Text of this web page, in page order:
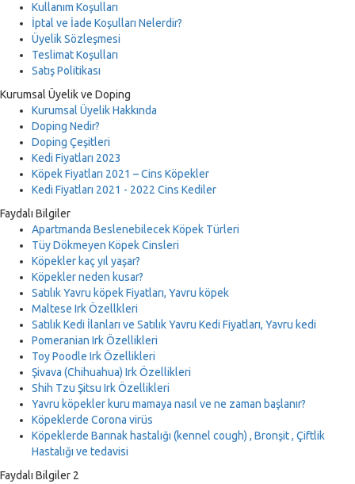
Kullanım Koşulları
İptal ve İade Koşulları Nelerdir?
Üyelik Sözleşmesi
Teslimat Koşulları
Satış Politikası
Kurumsal Üyelik ve Doping
Kurumsal Üyelik Hakkında
Doping Nedir?
Doping Çeşitleri
Kedi Fiyatları 2023
Köpek Fiyatları 2021 – Cins Köpekler
Kedi Fiyatları 2021 - 2022 Cins Kediler
Faydalı Bilgiler
Apartmanda Beslenebilecek Köpek Türleri
Tüy Dökmeyen Köpek Cinsleri
Köpekler kaç yıl yaşar?
Köpekler neden kusar?
Satılık Yavru köpek Fiyatları, Yavru köpek
Maltese Irk Özellkleri
Satılık Kedi İlanları ve Satılık Yavru Kedi Fiyatları, Yavru kedi
Pomeranian Irk Özellikleri
Toy Poodle Irk Özellikleri
Şivava (Chihuahua) Irk Özellikleri
Shih Tzu Şitsu Irk Özellikleri
Yavru köpekler kuru mamaya nasıl ve ne zaman başlanır?
Köpeklerde Corona virüs
Köpeklerde Barınak hastalığı (kennel cough) , Bronşit , Çiftlik
Hastalığı ve tedavisi
Faydalı Bilgiler 2